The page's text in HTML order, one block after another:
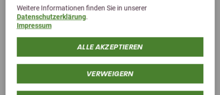
Weitere Informationen finden Sie in unserer
Datenschutzerklärung.
Impressum
ALLE AKZEPTIEREN
VERWEIGERN
Alternative Produkte